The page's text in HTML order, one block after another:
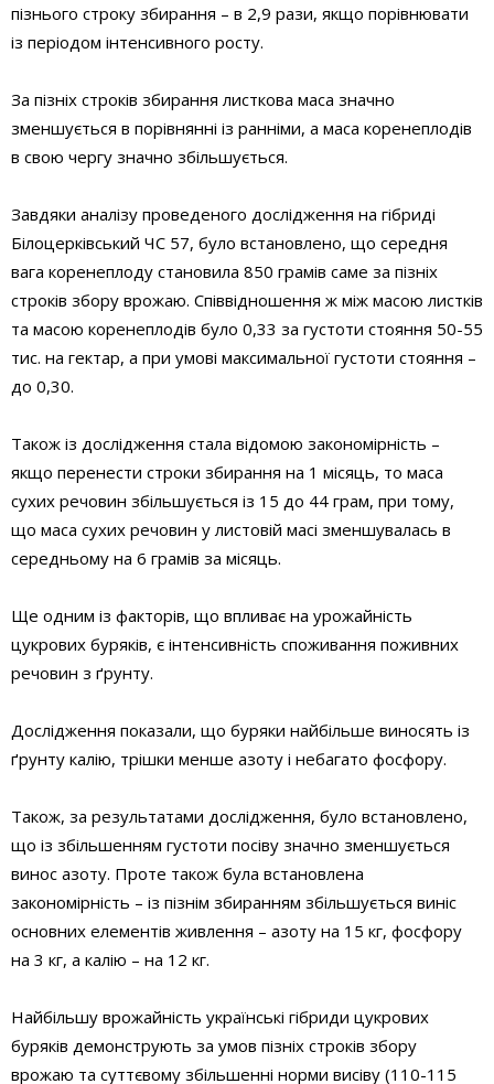
пізнього строку збирання – в 2,9 рази, якщо порівнювати
із періодом інтенсивного росту.
За пізніх строків збирання листкова маса значно
зменшується в порівнянні із ранніми, а маса коренеплодів
в свою чергу значно збільшується.
Завдяки аналізу проведеного дослідження на гібриді
Білоцерківський ЧС 57, було встановлено, що середня
вага коренеплоду становила 850 грамів саме за пізніх
строків збору врожаю. Співвідношення ж між масою листків
та масою коренеплодів було 0,33 за густоти стояння 50-55
тис. на гектар, а при умові максимальної густоти стояння –
до 0,30.
Також із дослідження стала відомою закономірність –
якщо перенести строки збирання на 1 місяць, то маса
сухих речовин збільшується із 15 до 44 грам, при тому,
що маса сухих речовин у листовій масі зменшувалась в
середньому на 6 грамів за місяць.
Ще одним із факторів, що впливає на урожайність
цукрових буряків, є інтенсивність споживання поживних
речовин з ґрунту.
Дослідження показали, що буряки найбільше виносять із
ґрунту калію, трішки менше азоту і небагато фосфору.
Також, за результатами дослідження, було встановлено,
що із збільшенням густоти посіву значно зменшується
винос азоту. Проте також була встановлена
закономірність – із пізнім збиранням збільшується виніс
основних елементів живлення – азоту на 15 кг, фосфору
на 3 кг, а калію – на 12 кг.
Найбільшу врожайність українські гібриди цукрових
буряків демонструють за умов пізніх строків збору
врожаю та суттєвому збільшенні норми висіву (110-115